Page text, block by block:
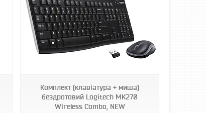
Комплект (клавіатура + миша)
бездротовий Logitech MK270
Wireless Combo, NEW